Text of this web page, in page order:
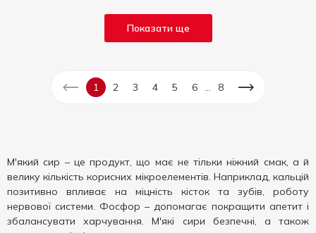
Показати ще
1 2 3 4 5 6 8
М'який сир – це продукт, що має не тільки ніжний смак, а й
велику кількість корисних мікроелементів. Наприклад, кальцій
позитивно впливає на міцність кісток та зубів, роботу
нервової системи. Фосфор – допомагає покращити апетит і
збалансувати харчування. М'які сири безпечні, а також